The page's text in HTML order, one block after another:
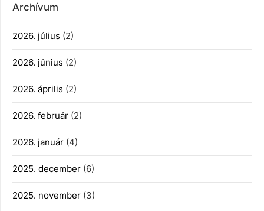
Archívum
2026. július (2)
2026. június (2)
2026. április (2)
2026. február (2)
2026. január (4)
2025. december (6)
2025. november (3)